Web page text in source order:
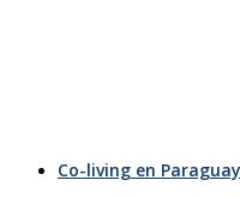
Co-living en